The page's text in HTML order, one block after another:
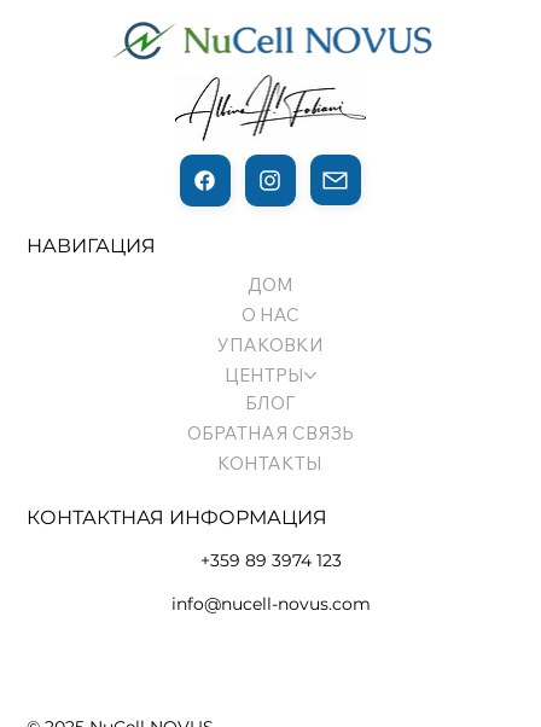
КОНТАКТНАЯ ИНФОРМАЦИЯ
+359 89 3974 123
info@nucell-novus.com
НАВИГАЦИЯ
ДОМ
О НАС
УПАКОВКИ
ЦЕНТРЫ
БЛОГ
ОБРАТНАЯ СВЯЗЬ
КОНТАКТЫ